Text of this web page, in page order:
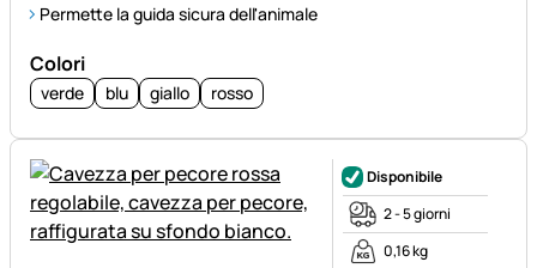
Permette la guida sicura dell'animale
Colori
verde blu giallo rosso
Disponibile
2 - 5 giorni
0,16 kg